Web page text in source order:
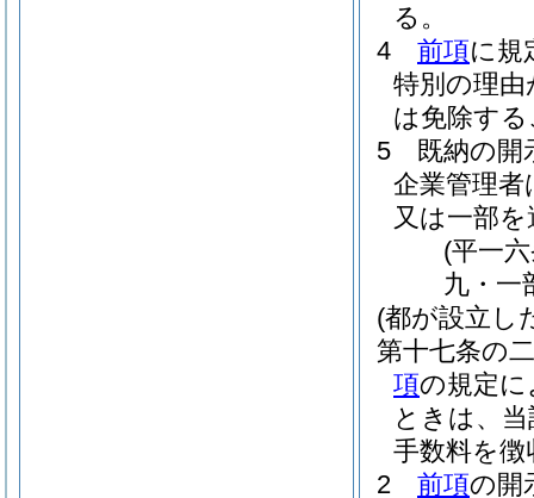
る。
4
前項に規
特別の理
は免除す
5
既納の開
企業管理
又は一部
(平一
九・一
(都が設立し
第十七条の二
項の規定
ときは、
手数料を徴
2
前項の開